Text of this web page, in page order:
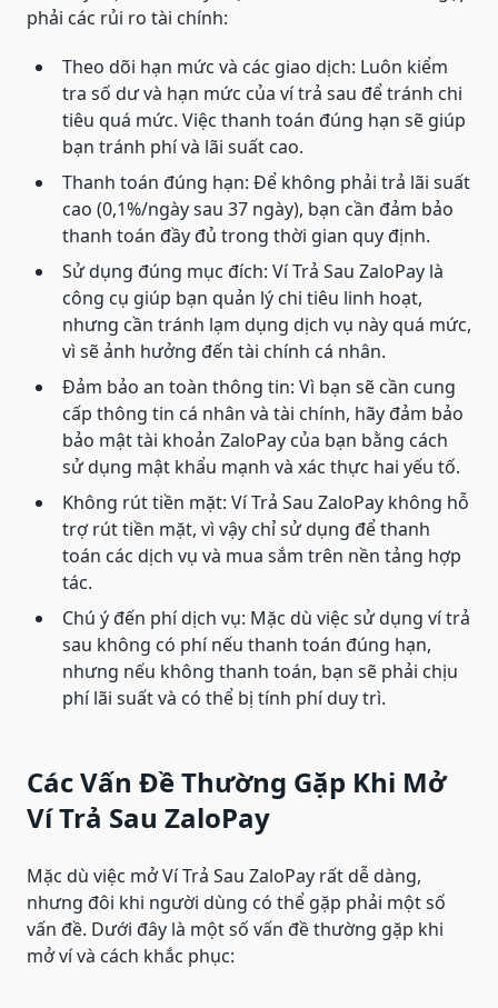
phải các rủi ro tài chính:
Theo dõi hạn mức và các giao dịch: Luôn kiểm
tra số dư và hạn mức của ví trả sau để tránh chi
tiêu quá mức. Việc thanh toán đúng hạn sẽ giúp
bạn tránh phí và lãi suất cao.
Thanh toán đúng hạn: Để không phải trả lãi suất
cao (0,1%/ngày sau 37 ngày), bạn cần đảm bảo
thanh toán đầy đủ trong thời gian quy định.
Sử dụng đúng mục đích: Ví Trả Sau ZaloPay là
công cụ giúp bạn quản lý chi tiêu linh hoạt,
nhưng cần tránh lạm dụng dịch vụ này quá mức,
vì sẽ ảnh hưởng đến tài chính cá nhân.
Đảm bảo an toàn thông tin: Vì bạn sẽ cần cung
cấp thông tin cá nhân và tài chính, hãy đảm bảo
bảo mật tài khoản ZaloPay của bạn bằng cách
sử dụng mật khẩu mạnh và xác thực hai yếu tố.
Không rút tiền mặt: Ví Trả Sau ZaloPay không hỗ
trợ rút tiền mặt, vì vậy chỉ sử dụng để thanh
toán các dịch vụ và mua sắm trên nền tảng hợp
tác.
Chú ý đến phí dịch vụ: Mặc dù việc sử dụng ví trả
sau không có phí nếu thanh toán đúng hạn,
nhưng nếu không thanh toán, bạn sẽ phải chịu
phí lãi suất và có thể bị tính phí duy trì.
Các Vấn Đề Thường Gặp Khi Mở
Ví Trả Sau ZaloPay
Mặc dù việc mở Ví Trả Sau ZaloPay rất dễ dàng,
nhưng đôi khi người dùng có thể gặp phải một số
vấn đề. Dưới đây là một số vấn đề thường gặp khi
mở ví và cách khắc phục: